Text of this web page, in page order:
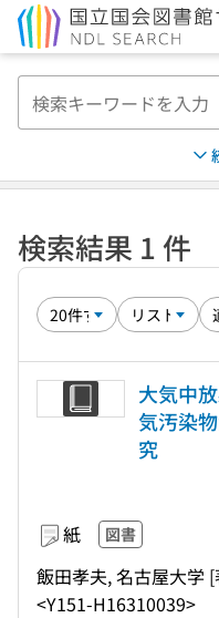
検索結果 1 件
大気中
気汚染
究
紙 図書
飯田孝夫, 名古屋大学 [
<Y151-H16310039>